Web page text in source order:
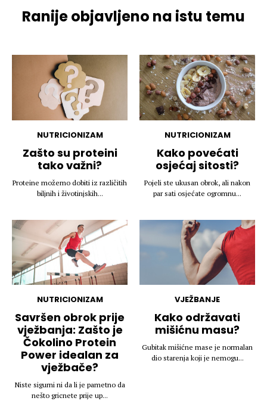
Ranije objavljeno na istu temu
NUTRICIONIZAM
Zašto su proteini
tako važni?
Proteine možemo dobiti iz različitih
biljnih i životinjskih...
NUTRICIONIZAM
Kako povećati
osjećaj sitosti?
Pojeli ste ukusan obrok, ali nakon
par sati osjećate ogromnu...
NUTRICIONIZAM
Savršen obrok prije
vježbanja: Zašto je
Čokolino Protein
Power idealan za
vježbače?
Niste sigurni ni da li je pametno da
nešto gricnete prije up...
VJEŽBANJE
Kako održavati
mišićnu masu?
Gubitak mišićne mase je normalan
dio starenja koji je nemogu...